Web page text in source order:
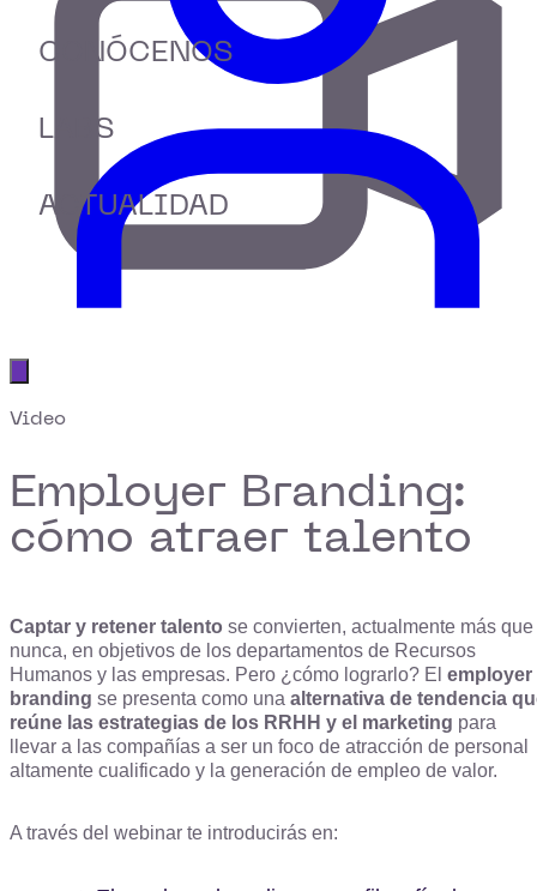
CONÓCENOS
LABS
ACTUALIDAD
Video
Employer Branding:
cómo atraer talento
Captar y retener talento se convierten, actualmente más que
nunca, en objetivos de los departamentos de Recursos
Humanos y las empresas. Pero ¿cómo lograrlo? El employer
branding se presenta como una alternativa de tendencia
reúne las estrategias de los RRHH y el marketing para
llevar a las compañías a ser un foco de atracción de personal
altamente cualificado y la generación de empleo de valor.
A través del webinar te introducirás en: